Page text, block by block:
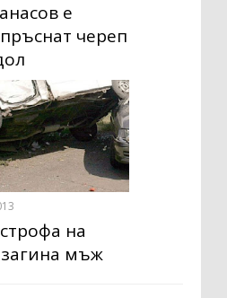
е
череп
на
мъж